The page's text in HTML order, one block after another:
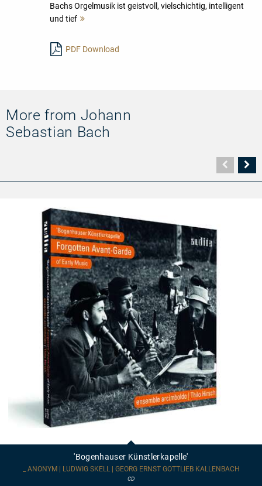
Bachs Orgelmusik ist geistvoll, vielschichtig, intelligent
und tief
PDF Download
More from Johann
Sebastian Bach
Seite
'Bogenhauser Künstlerkapelle'
_ ANONYM | LUDWIG SKELL | GEORG ERNST GOTTLIEB KALLENBACH
CD